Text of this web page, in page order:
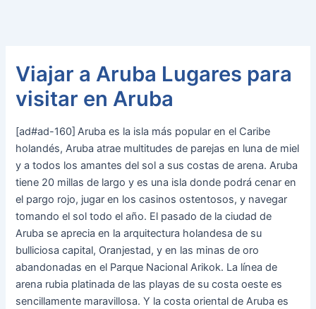
Viajar a Aruba Lugares para
visitar en Aruba
[ad#ad-160] Aruba es la isla más popular en el Caribe
holandés, Aruba atrae multitudes de parejas en luna de miel
y a todos los amantes del sol a sus costas de arena. Aruba
tiene 20 millas de largo y es una isla donde podrá cenar en
el pargo rojo, jugar en los casinos ostentosos, y navegar
tomando el sol todo el año. El pasado de la ciudad de
Aruba se aprecia en la arquitectura holandesa de su
bulliciosa capital, Oranjestad, y en las minas de oro
abandonadas en el Parque Nacional Arikok. La línea de
arena rubia platinada de las playas de su costa oeste es
sencillamente maravillosa. Y la costa oriental de Aruba es